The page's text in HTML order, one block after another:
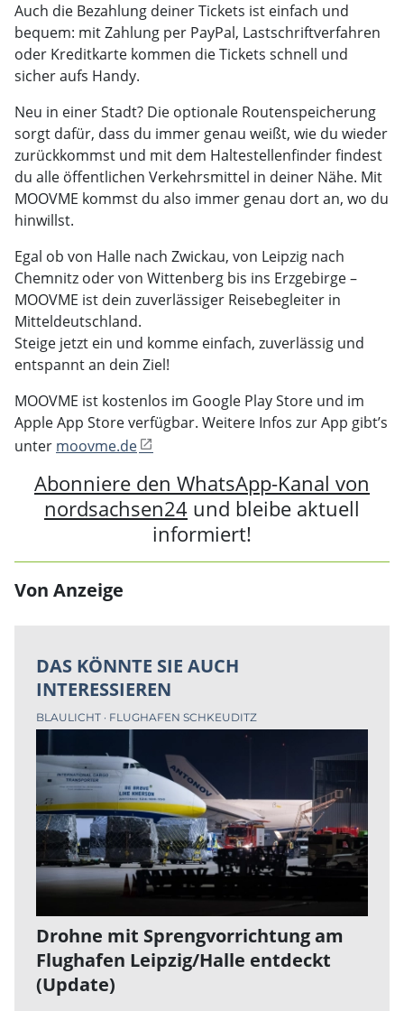
Auch die Bezahlung deiner Tickets ist einfach und
bequem: mit Zahlung per PayPal, Lastschriftverfahren
oder Kreditkarte kommen die Tickets schnell und
sicher aufs Handy.
Neu in einer Stadt? Die optionale Routenspeicherung
sorgt dafür, dass du immer genau weißt, wie du wieder
zurückkommst und mit dem Haltestellenfinder findest
du alle öffentlichen Verkehrsmittel in deiner Nähe. Mit
MOOVME kommst du also immer genau dort an, wo du
hinwillst.
Egal ob von Halle nach Zwickau, von Leipzig nach
Chemnitz oder von Wittenberg bis ins Erzgebirge –
MOOVME ist dein zuverlässiger Reisebegleiter in
Mitteldeutschland.
Steige jetzt ein und komme einfach, zuverlässig und
entspannt an dein Ziel!
MOOVME ist kostenlos im Google Play Store und im
Apple App Store verfügbar. Weitere Infos zur App gibt’s
unter moovme.de
Abonniere den WhatsApp-Kanal von
nordsachsen24 und bleibe aktuell
informiert!
Von Anzeige
DAS KÖNNTE SIE AUCH
INTERESSIEREN
BLAULICHT FLUGHAFEN SCHKEUDITZ
Drohne mit Sprengvorrichtung am
Flughafen Leipzig/Halle entdeckt
(Update)